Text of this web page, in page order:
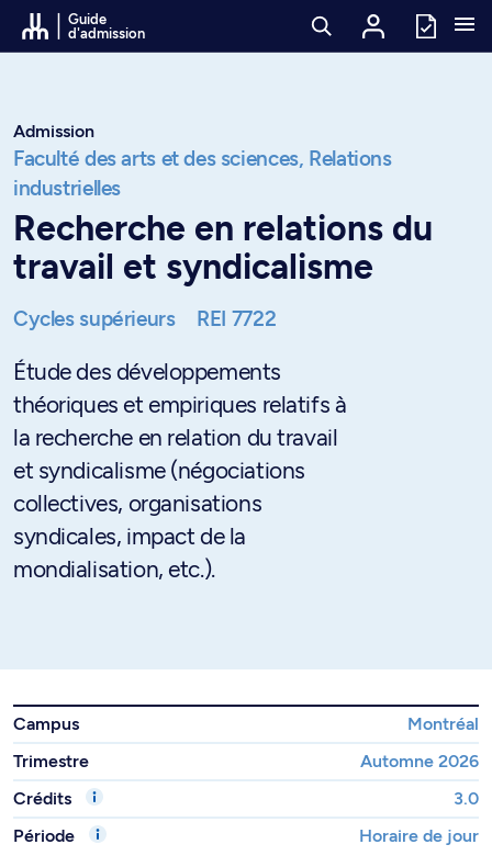
Passer au contenu
Guide
d'admission
Admission
Faculté des arts et des sciences, Relations
industrielles
Recherche en relations du
travail et syndicalisme
Cycles supérieurs REI 7722
Étude des développements
théoriques et empiriques relatifs à
la recherche en relation du travail
et syndicalisme (négociations
collectives, organisations
syndicales, impact de la
mondialisation, etc.).
Campus
Montréal
Trimestre
Automne 2026
Crédits
3.0
Période
Horaire de jour